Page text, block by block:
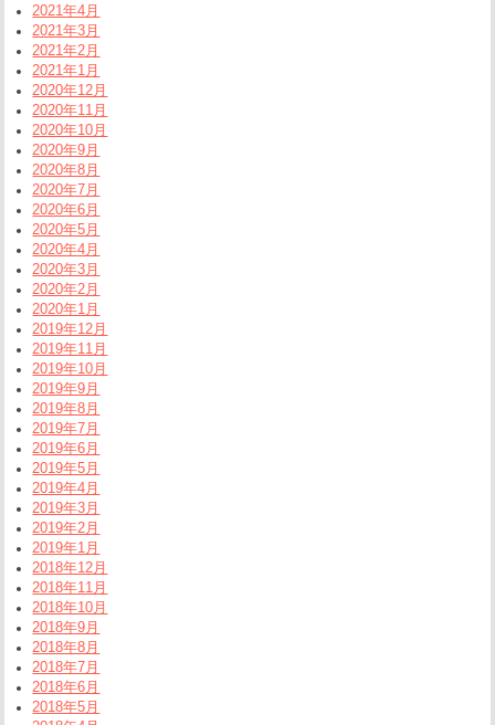
2021年4月
2021年3月
2021年2月
2021年1月
2020年12月
2020年11月
2020年10月
2020年9月
2020年8月
2020年7月
2020年6月
2020年5月
2020年4月
2020年3月
2020年2月
2020年1月
2019年12月
2019年11月
2019年10月
2019年9月
2019年8月
2019年7月
2019年6月
2019年5月
2019年4月
2019年3月
2019年2月
2019年1月
2018年12月
2018年11月
2018年10月
2018年9月
2018年8月
2018年7月
2018年6月
2018年5月